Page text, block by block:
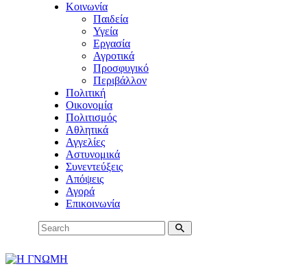
Κοινωνία
Παιδεία
Υγεία
Εργασία
Αγροτικά
Προσφυγικό
Περιβάλλον
Πολιτική
Οικονομία
Πολιτισμός
Αθλητικά
Αγγελίες
Αστυνομικά
Συνεντεύξεις
Απόψεις
Αγορά
Επικοινωνία